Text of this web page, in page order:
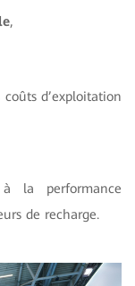
,
d’exploitation
la performance
de recharge.